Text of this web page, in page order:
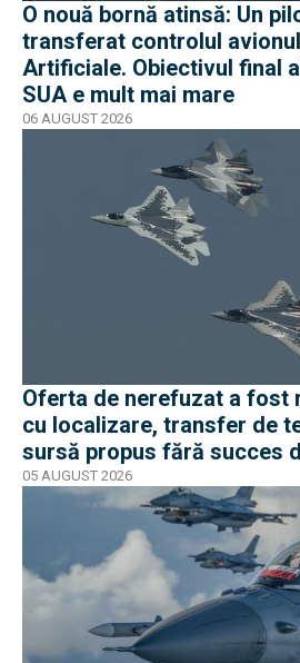
O nouă bornă atinsă: Un
transferat controlul
Artificiale. Obiectivul final
SUA e mult mai mare
06 AUGUST 2026
Oferta de nerefuzat a fost
cu localizare, transfer de
sursă propus fără succes
05 AUGUST 2026